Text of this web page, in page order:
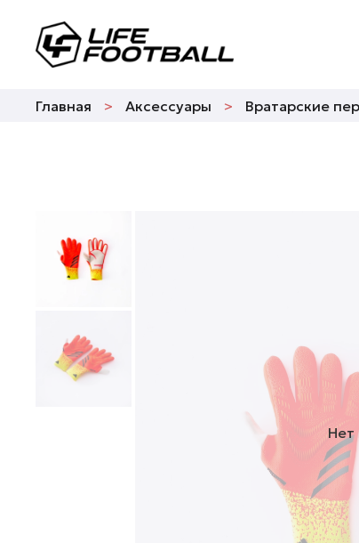
Главная Аксессуары Вратарские
Нет